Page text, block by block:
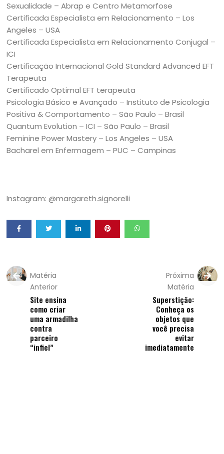
Sexualidade – Abrap e Centro Metamorfose
Certificada Especialista em Relacionamento – Los
Angeles – USA
Certificada Especialista em Relacionamento Conjugal –
ICI
Certificação Internacional Gold Standard Advanced EFT
Terapeuta
Certificado Optimal EFT terapeuta
Psicologia Básico e Avançado – Instituto de Psicologia
Positiva & Comportamento – São Paulo – Brasil
Quantum Evolution – ICI – São Paulo – Brasil
Feminine Power Mastery – Los Angeles – USA
Bacharel em Enfermagem – PUC – Campinas
Instagram: @margareth.signorelli
Matéria
Anterior
Site ensina
como criar
uma armadilha
contra
parceiro
“infiel”
Próxima
Matéria
Superstição:
Conheça os
objetos que
você precisa
evitar
imediatamente